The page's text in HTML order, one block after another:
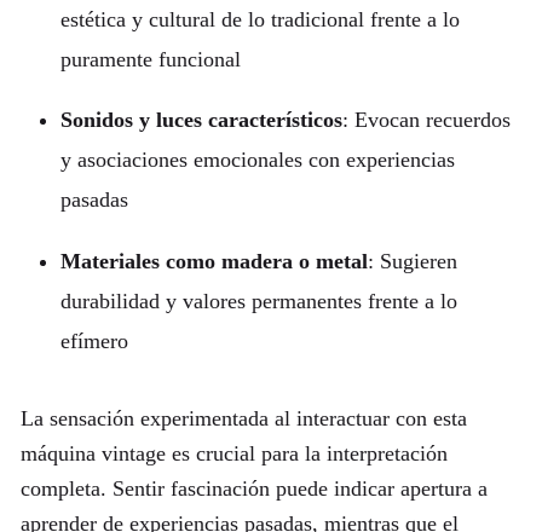
estética y cultural de lo tradicional frente a lo
puramente funcional
Sonidos y luces característicos: Evocan recuerdos
y asociaciones emocionales con experiencias
pasadas
Materiales como madera o metal: Sugieren
durabilidad y valores permanentes frente a lo
efímero
La sensación experimentada al interactuar con esta
máquina vintage es crucial para la interpretación
completa. Sentir fascinación puede indicar apertura a
aprender de experiencias pasadas, mientras que el